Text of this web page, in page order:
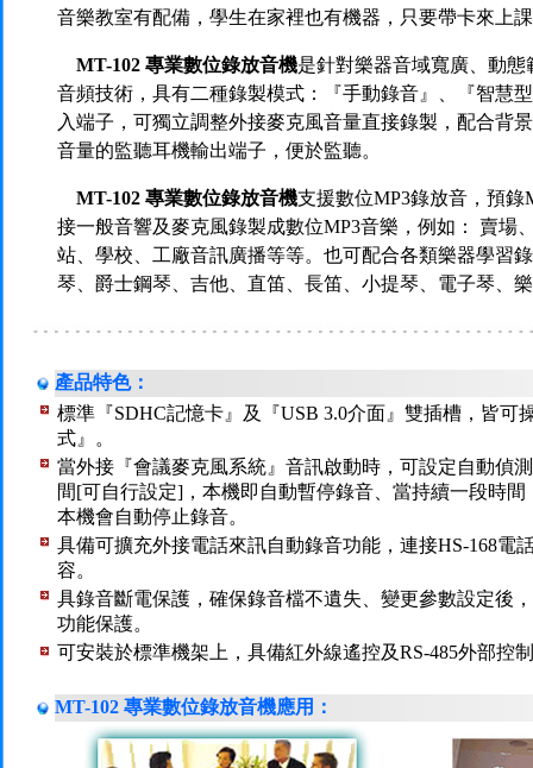
音樂教室有配備，學生在家裡也有機器，只要帶卡來上
MT-102 專業數位錄放音機是針對樂器音域寬廣、動
音頻技術，具有二種錄製模式：『手動錄音』、『智慧
入端子，可獨立調整外接麥克風音量直接錄製，配合背
音量的監聽耳機輸出端子，便於監聽。
MT-102 專業數位錄放音機支援數位MP3錄放音，預
接一般音響及麥克風錄製成數位MP3音樂，例如： 賣場
站、學校、工廠音訊廣播等等。也可配合各類樂器學習
琴、爵士鋼琴、吉他、直笛、長笛、小提琴、電子琴、
產品特色：
標準『SDHC記憶卡』及『USB 3.0介面』雙插槽，皆可
式』。
當外接『會議麥克風系統』音訊啟動時，可設定自動偵
間[可自行設定]，本機即自動暫停錄音、當持續一段時間
本機會自動停止錄音。
具備可擴充外接電話來訊自動錄音功能，連接HS-168電
容。
具錄音斷電保護，確保錄音檔不遺失、變更參數設定後
功能保護。
可安裝於標準機架上，具備紅外線遙控及RS-485外部控
MT-102 專業數位錄放音機應用：